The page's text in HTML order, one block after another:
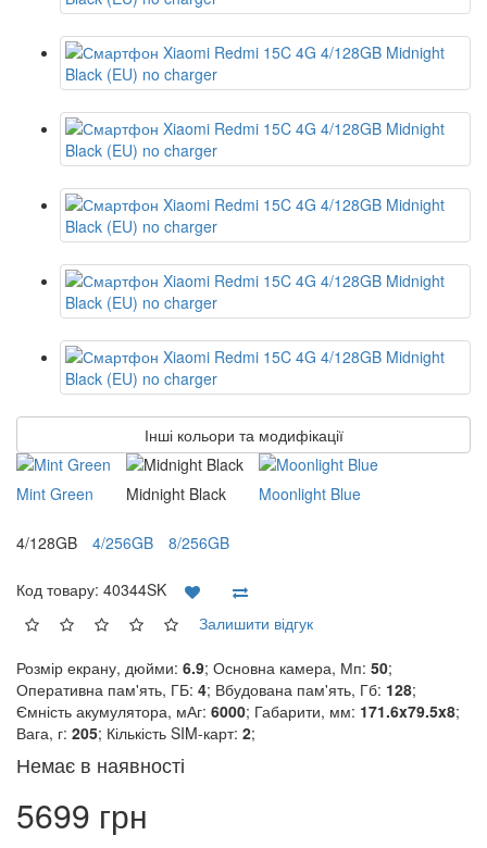
Інші кольори та модифікації
Mint Green Midnight Black Moonlight Blue
4/128GB 4/256GB 8/256GB
Код товару: 40344SK
Залишити відгук
Розмір екрану, дюйми: 6.9; Основна камера, Мп: 50;
Оперативна пам'ять, ГБ: 4; Вбудована пам'ять, Гб: 128;
Ємність акумулятора, мАг: 6000; Габарити, мм: 171.6x79.5x8;
Вага, г: 205; Кількість SIM-карт: 2;
Немає в наявності
5699 грн